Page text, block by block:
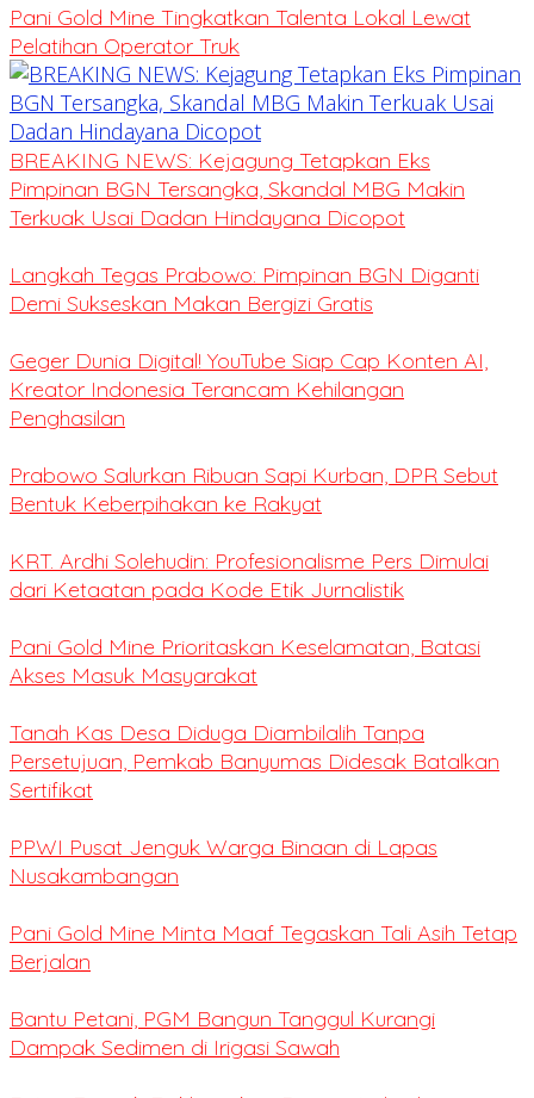
Pani Gold Mine Tingkatkan Talenta Lokal Lewat
Pelatihan Operator Truk
BREAKING NEWS: Kejagung Tetapkan Eks
Pimpinan BGN Tersangka, Skandal MBG Makin
Terkuak Usai Dadan Hindayana Dicopot
Langkah Tegas Prabowo: Pimpinan BGN Diganti
Demi Sukseskan Makan Bergizi Gratis
Geger Dunia Digital! YouTube Siap Cap Konten AI,
Kreator Indonesia Terancam Kehilangan
Penghasilan
Prabowo Salurkan Ribuan Sapi Kurban, DPR Sebut
Bentuk Keberpihakan ke Rakyat
KRT. Ardhi Solehudin: Profesionalisme Pers Dimulai
dari Ketaatan pada Kode Etik Jurnalistik
Pani Gold Mine Prioritaskan Keselamatan, Batasi
Akses Masuk Masyarakat
Tanah Kas Desa Diduga Diambilalih Tanpa
Persetujuan, Pemkab Banyumas Didesak Batalkan
Sertifikat
PPWI Pusat Jenguk Warga Binaan di Lapas
Nusakambangan
Pani Gold Mine Minta Maaf Tegaskan Tali Asih Tetap
Berjalan
Bantu Petani, PGM Bangun Tanggul Kurangi
Dampak Sedimen di Irigasi Sawah